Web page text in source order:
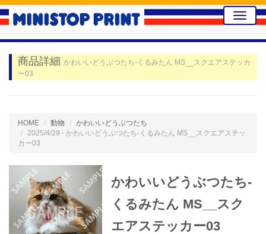
Toggle
商品詳細 かわいいどうぶつたち-くるみたん MS__スクエアステッカ
ー03
HOME 動物
かわいいどうぶつたち
2025/4/29 - かわいいどうぶつたち-くるみたん MS__スクエアステッ
カー03
かわいいどうぶつたち-
くるみたん MS__スク
エアステッカー03